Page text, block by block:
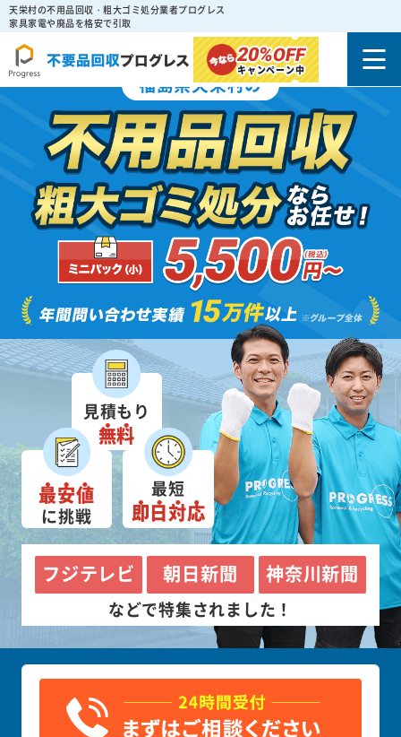
天栄村の不用品回収・粗大ゴミ処分業者プログレス
家具家電や廃品を格安で引取
20%OFF
キャンペーン中
福島県天栄村の
見積もり
無料
最安値
に挑戦
最短
即日対応
フジテレビ 朝日新聞 神奈川新聞
などで特集されました！